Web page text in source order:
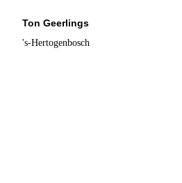
Ton Geerlings
's-Hertogenbosch